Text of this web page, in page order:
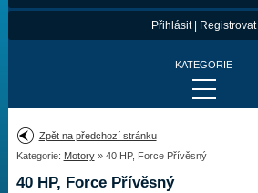
Přihlásit| Registrovat
KATEGORIE
Provedení:
Výrobce:
Zpět na předchozí stránku
Kategorie: Motory» 40 HP, Force Přívěsný
40 HP, Force Přívěsný